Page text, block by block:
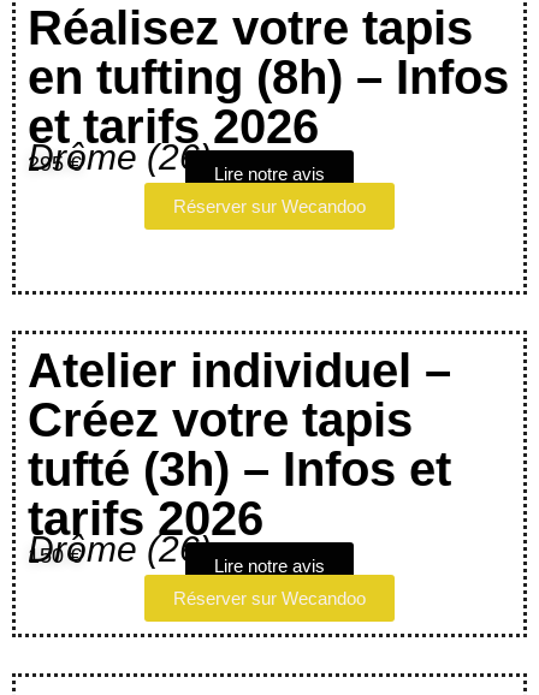
Réalisez votre tapis
en tufting (8h) – Infos
et tarifs 2026
Drôme (26)
295 €
Lire notre avis
Réserver sur Wecandoo
Atelier individuel –
Créez votre tapis
tufté (3h) – Infos et
tarifs 2026
Drôme (26)
150 €
Lire notre avis
Réserver sur Wecandoo